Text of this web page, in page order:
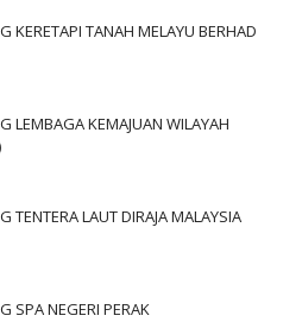
KERETAPI TANAH MELAYU BERHAD
LEMBAGA KEMAJUAN WILAYAH
TENTERA LAUT DIRAJA MALAYSIA
SPA NEGERI PERAK